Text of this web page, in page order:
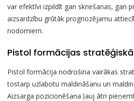
var efektīvi izpildīt gan skriešanas, gan
aizsardzību grūtāk prognozējamu
nodomiem.
Pistol formācijas
Pistol formācija nodrošina vairākas
tostarp uzlabotu maldināšanu un
Aizsarga pozicionēšana ļauj ātri